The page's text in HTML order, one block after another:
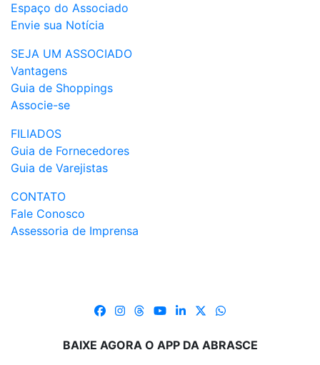
Espaço do Associado
Envie sua Notícia
SEJA UM ASSOCIADO
Vantagens
Guia de Shoppings
Associe-se
FILIADOS
Guia de Fornecedores
Guia de Varejistas
CONTATO
Fale Conosco
Assessoria de Imprensa
BAIXE AGORA O APP DA ABRASCE